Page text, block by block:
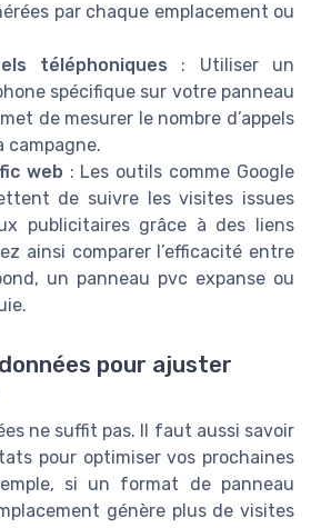
par chaque emplacement ou
téléphoniques : Utiliser un
spécifique sur votre panneau
de mesurer le nombre d’appels
campagne.
web : Les outils comme Google
de suivre les visites issues
publicitaires grâce à des liens
ainsi comparer l’efficacité entre
un panneau pvc expanse ou
pour ajuster
ne suffit pas. Il faut aussi savoir
pour optimiser vos prochaines
si un format de panneau
génère plus de visites